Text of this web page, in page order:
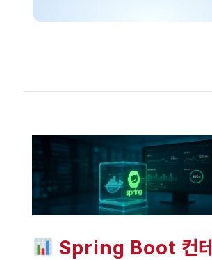
Spring Boot 컨